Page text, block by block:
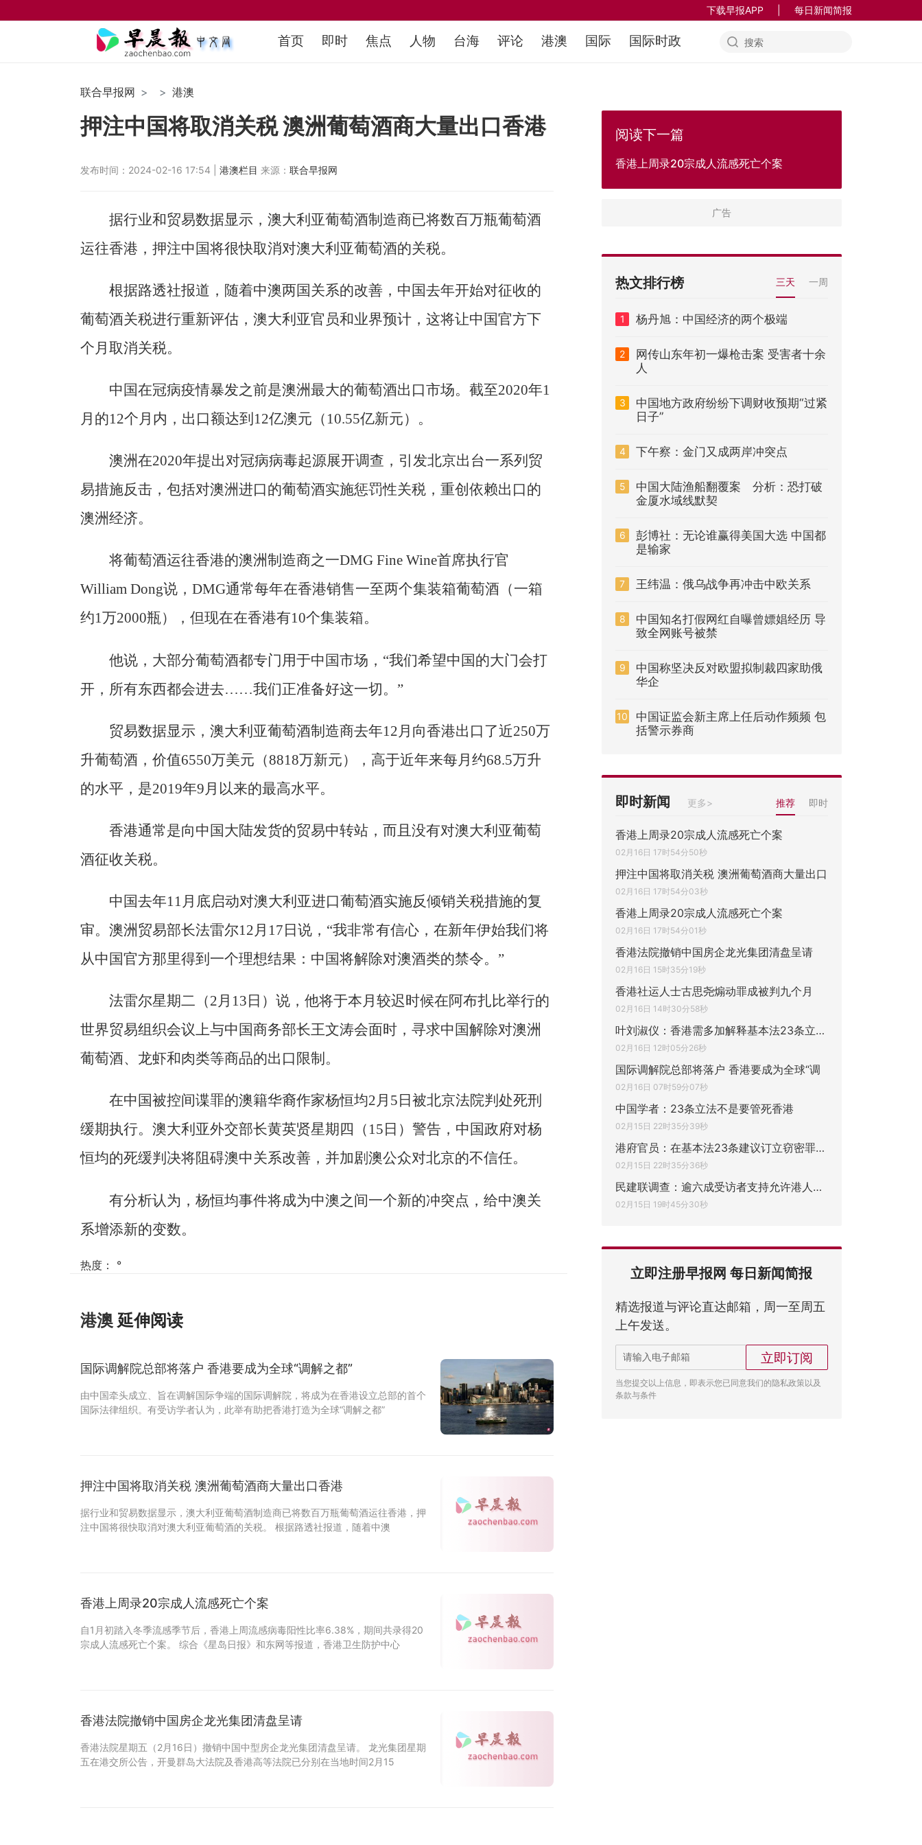
下载早报APP 每日新闻简报
首页 即时 焦点 人物 台海 评论 港澳 国际 国际时政
联合早报网 港澳
押注中国将取消关税 澳洲葡萄酒商大量出口香港
发布时间：2024-02-16 17:54 | 港澳栏目 来源： 联合早报网
据行业和贸易数据显示，澳大利亚葡萄酒制造商已将数百万瓶葡萄酒
运往香港，押注中国将很快取消对澳大利亚葡萄酒的关税。
根据路透社报道，随着中澳两国关系的改善，中国去年开始对征收的
葡萄酒关税进行重新评估，澳大利亚官员和业界预计，这将让中国官方下
个月取消关税。
中国在冠病疫情暴发之前是澳洲最大的葡萄酒出口市场。截至2020年1
月的12个月内，出口额达到12亿澳元（10.55亿新元）。
澳洲在2020年提出对冠病病毒起源展开调查，引发北京出台一系列贸
易措施反击，包括对澳洲进口的葡萄酒实施惩罚性关税，重创依赖出口的
澳洲经济。
将葡萄酒运往香港的澳洲制造商之一DMG Fine Wine首席执行官
William Dong说，DMG通常每年在香港销售一至两个集装箱葡萄酒（一箱
约1万2000瓶），但现在在香港有10个集装箱。
他说，大部分葡萄酒都专门用于中国市场，“我们希望中国的大门会打
开，所有东西都会进去……我们正准备好这一切。”
贸易数据显示，澳大利亚葡萄酒制造商去年12月向香港出口了近250万
升葡萄酒，价值6550万美元（8818万新元），高于近年来每月约68.5万升
的水平，是2019年9月以来的最高水平。
香港通常是向中国大陆发货的贸易中转站，而且没有对澳大利亚葡萄
酒征收关税。
中国去年11月底启动对澳大利亚进口葡萄酒实施反倾销关税措施的复
审。澳洲贸易部长法雷尔12月17日说，“我非常有信心，在新年伊始我们将
从中国官方那里得到一个理想结果：中国将解除对澳酒类的禁令。”
法雷尔星期二（2月13日）说，他将于本月较迟时候在阿布扎比举行的
世界贸易组织会议上与中国商务部长王文涛会面时，寻求中国解除对澳洲
葡萄酒、龙虾和肉类等商品的出口限制。
在中国被控间谍罪的澳籍华裔作家杨恒均2月5日被北京法院判处死刑
缓期执行。澳大利亚外交部长黄英贤星期四（15日）警告，中国政府对杨
恒均的死缓判决将阻碍澳中关系改善，并加剧澳公众对北京的不信任。
有分析认为，杨恒均事件将成为中澳之间一个新的冲突点，给中澳关
系增添新的变数。
热度： °
港澳 延伸阅读
国际调解院总部将落户 香港要成为全球“调解之都”
由中国牵头成立、旨在调解国际争端的国际调解院，将成为在香港设立总部的首个
国际法律组织。有受访学者认为，此举有助把香港打造为全球“调解之都”
押注中国将取消关税 澳洲葡萄酒商大量出口香港
据行业和贸易数据显示，澳大利亚葡萄酒制造商已将数百万瓶葡萄酒运往香港，押
注中国将很快取消对澳大利亚葡萄酒的关税。 根据路透社报道，随着中澳
香港上周录20宗成人流感死亡个案
自1月初踏入冬季流感季节后，香港上周流感病毒阳性比率6.38%，期间共录得20
宗成人流感死亡个案。 综合《星岛日报》和东网等报道，香港卫生防护中心
香港法院撤销中国房企龙光集团清盘呈请
香港法院星期五（2月16日）撤销中国中型房企龙光集团清盘呈请。 龙光集团星期
五在港交所公告，开曼群岛大法院及香港高等法院已分别在当地时间2月15
阅读下一篇
香港上周录20宗成人流感死亡个案
热文排行榜 三天 一周
1 杨丹旭：中国经济的两个极端
2
网传山东年初一爆枪击案 受害者十余
人
3
中国地方政府纷纷下调财收预期“过紧
日子”
4 下午察：金门又成两岸冲突点
5
中国大陆渔船翻覆案 分析：恐打破
金厦水域线默契
6
彭博社：无论谁赢得美国大选 中国都
是输家
7 王纬温：俄乌战争再冲击中欧关系
8
中国知名打假网红自曝曾嫖娼经历 导
致全网账号被禁
9
中国称坚决反对欧盟拟制裁四家助俄
华企
10
中国证监会新主席上任后动作频频 包
括警示券商
即时新闻 更多> 推荐 即时
香港上周录20宗成人流感死亡个案
02月16日 17时54分50秒
押注中国将取消关税 澳洲葡萄酒商大量出口
02月16日 17时54分03秒
香港上周录20宗成人流感死亡个案
02月16日 17时54分01秒
香港法院撤销中国房企龙光集团清盘呈请
02月16日 15时35分19秒
香港社运人士古思尧煽动罪成被判九个月
02月16日 14时30分58秒
叶刘淑仪：香港需多加解释基本法23条立法工
02月16日 12时05分26秒
国际调解院总部将落户 香港要成为全球“调
02月16日 07时59分07秒
中国学者：23条立法不是要管死香港
02月15日 22时35分39秒
港府官员：在基本法23条建议订立窃密罪不会
02月15日 22时35分36秒
民建联调查：逾六成受访者支持允许港人加入
02月15日 19时45分30秒
立即注册早报网 每日新闻简报
精选报道与评论直达邮箱，周一至周五
上午发送。
立即订阅
当您提交以上信息，即表示您已同意我们的隐私政策以及
条款与条件